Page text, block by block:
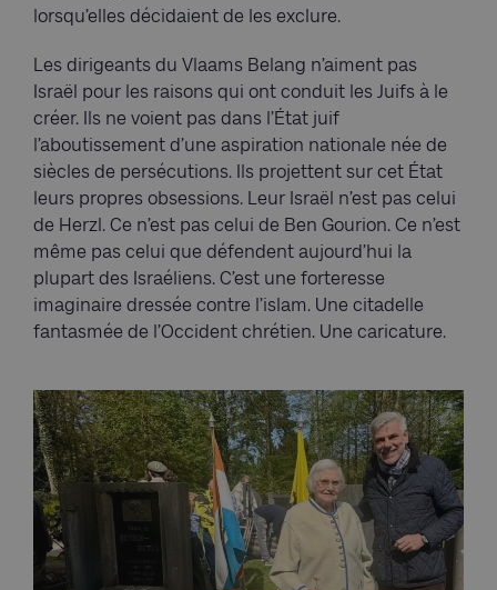
lorsqu’elles décidaient de les exclure.
Les dirigeants du Vlaams Belang n’aiment pas
Israël pour les raisons qui ont conduit les Juifs à le
créer. Ils ne voient pas dans l’État juif
l’aboutissement d’une aspiration nationale née de
siècles de persécutions. Ils projettent sur cet État
leurs propres obsessions. Leur Israël n’est pas celui
de Herzl. Ce n’est pas celui de Ben Gourion. Ce n’est
même pas celui que défendent aujourd’hui la
plupart des Israéliens. C’est une forteresse
imaginaire dressée contre l’islam. Une citadelle
fantasmée de l’Occident chrétien. Une caricature.